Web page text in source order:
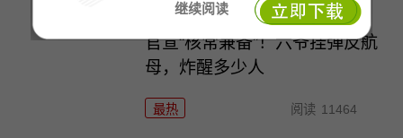
继续阅读
官宣“核常兼备”！六爷挂弹反航
母，炸醒多少人
最热 阅读 11464